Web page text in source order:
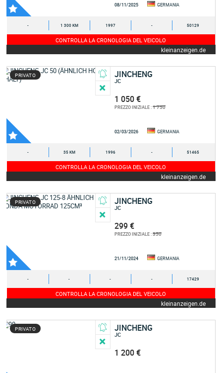
08/11/2025 GERMANIA
- 1 300 KM 1997 - 50129
CONTROLLA LA CRONOLOGIA DEL VEICOLO
kleinanzeigen.de
PRIVATO JINCHENG
JC
1 050 €
PREZZO INIZIALE :1 750
02/03/2026 GERMANIA
- 35 KM 1996 - 51465
CONTROLLA LA CRONOLOGIA DEL VEICOLO
kleinanzeigen.de
PRIVATO JINCHENG
JC
299 €
PREZZO INIZIALE :350
21/11/2024 GERMANIA
- - - - 17429
CONTROLLA LA CRONOLOGIA DEL VEICOLO
kleinanzeigen.de
PRIVATO JINCHENG
JC
1 200 €